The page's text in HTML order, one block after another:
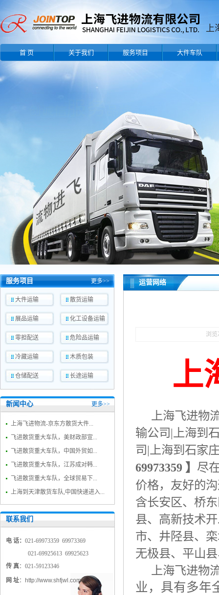
上
首 页 关于我们 服务项目 大件车队
服务项目 更多>>
大件运输 散货运输
展品运输 化工设备运输
零担配送 危险品运输
冷藏运输 木质包装
仓储配送 长途运输
新闻中心 更多>>
上海飞进物流-京东方散货大件...
飞进散货重大车队，美财政部宣...
飞进散货重大车队，中国外贸如...
飞进散货重大车队，江苏成对韩...
飞进散货重大车队，全球贸易下...
上海到天津散货车队,中国快递进入...
联系我们
电 话： 021-69973359 69973369
021-69925613 69925623
传 真：021-59123346
网 址： http://www.shfjwl.com
运营网络
浏览
上
上海飞进物
输公司| 上海到
司| 上海到石家
69973359 】 尽
价格，友好的
含长安区、桥
县、高新技术
市、井陉县、
无极县、平山
上海飞进物
业，具有多年